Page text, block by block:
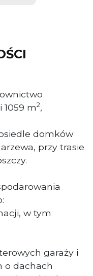
m2,
domków
przy trasie
w tym
garaży i
o dachach